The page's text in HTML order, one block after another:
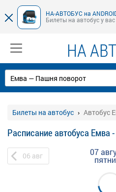
НА-АВТОБУС на
Билеты на автобус у
НА
Билеты на автобус Автобус
Расписание автобуса Емва
06 авг 07